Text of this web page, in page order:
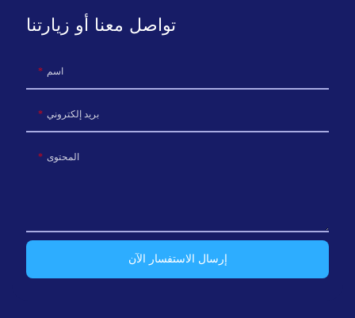
تواصل معنا أو زيارتنا
اسم
بريد إلكتروني
المحتوى
إرسال الاستفسار الآن